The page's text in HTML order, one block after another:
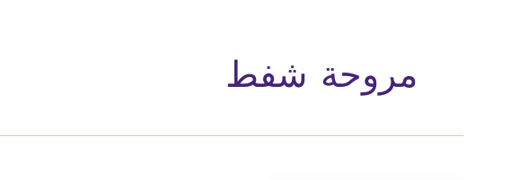
مروحة شفط